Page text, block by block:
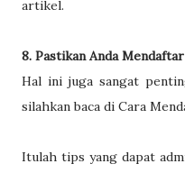
artikel.
8. Pastikan Anda
Hal ini juga sangat
silahkan baca di Cara
Itulah tips yang dapat